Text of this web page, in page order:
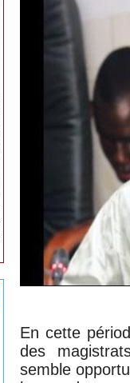
En cette
des
semble